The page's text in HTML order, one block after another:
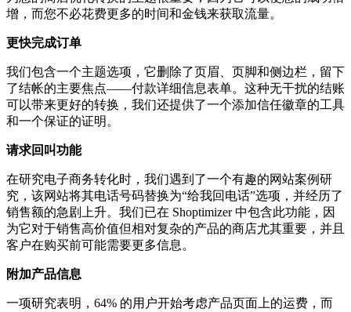
增，而您不必花费更多的时间和金钱来获取流量。
更快完成订单
我们包含一个主题选项，它删除了页眉、页脚和侧边栏，留下
了结帐的主要焦点——付款详细信息表单。这种无干​​扰的结账
可以带来更好的转换，我们还提供了一个添加信任徽章的工具
和一个保证的证明。
请求回叫功能
在研究电子商务转化时，我们遇到了一个有趣的网站案例研
究，该网站将其电话号码替换为“给我回电话”选项，并经历了
销售额的急剧上升。我们已在 Shoptimizer 中包含此功能，因
为它对于销售高价值但相对复杂的产品的商店尤其重要，并且
客户在购买前可能需要更多信息。
附加产品信息
一项研究表明，64% 的用户开始考虑产品页面上的运费，而